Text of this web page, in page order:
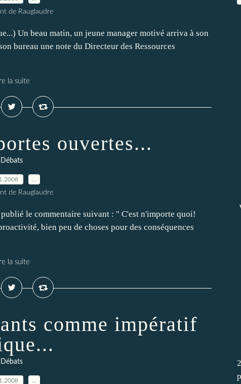
de Rauglaudre
Un beau matin, un jeune manager motivé arriva à son
bureau une note du Directeur des Ressources
la suite
ouvertes...
Débats
de Rauglaudre
le commentaire suivant : " C'est n'importe quoi!
bien peu de choses pour des conséquences
la suite
comme impératif
Débats